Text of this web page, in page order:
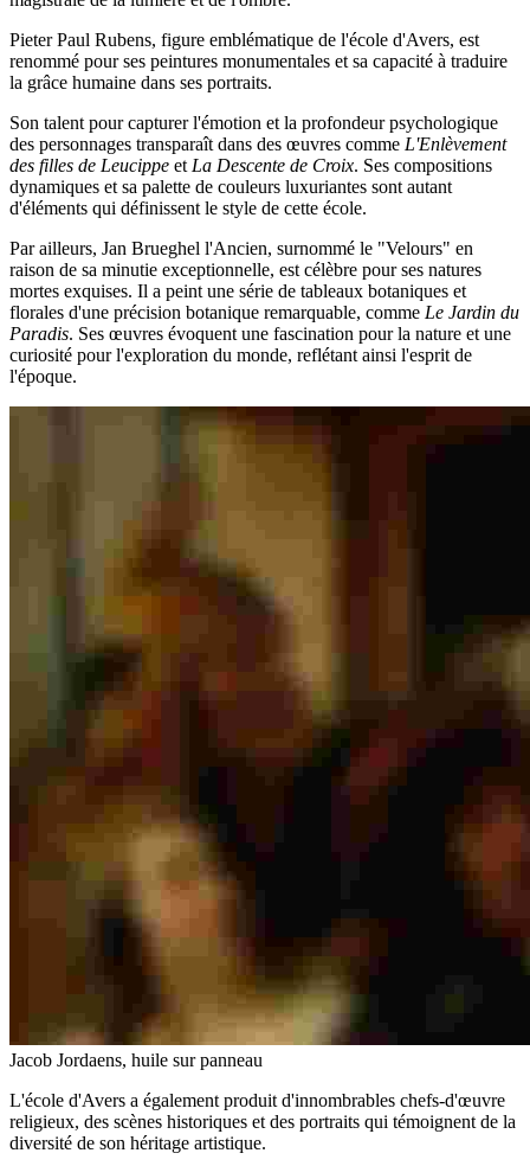
Pieter Paul Rubens, figure emblématique de l'école d'Avers, est
renommé pour ses peintures monumentales et sa capacité à traduire
la grâce humaine dans ses portraits.
Son talent pour capturer l'émotion et la profondeur psychologique
des personnages transparaît dans des œuvres comme L'Enlèvement
des filles de Leucippe et La Descente de Croix. Ses compositions
dynamiques et sa palette de couleurs luxuriantes sont autant
d'éléments qui définissent le style de cette école.
Par ailleurs, Jan Brueghel l'Ancien, surnommé le "Velours" en
raison de sa minutie exceptionnelle, est célèbre pour ses natures
mortes exquises. Il a peint une série de tableaux botaniques et
florales d'une précision botanique remarquable, comme Le Jardin du
Paradis. Ses œuvres évoquent une fascination pour la nature et une
curiosité pour l'exploration du monde, reflétant ainsi l'esprit de
l'époque.
Jacob Jordaens, huile sur panneau
L'école d'Avers a également produit d'innombrables chefs-d'œuvre
religieux, des scènes historiques et des portraits qui témoignent de la
diversité de son héritage artistique.